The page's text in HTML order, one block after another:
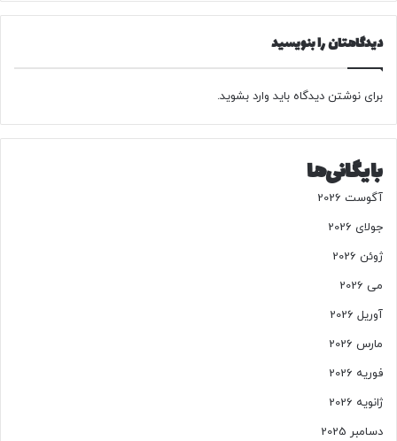
ی‌
ب
ک
ب
آ
ن‌
ه
ا
ا
ل
ه
ی‌
ک
دیدگاهتان را بنویسید
برای نوشتن دیدگاه باید وارد بشوید.
بایگانی‌ها
آگوست 2026
جولای 2026
ژوئن 2026
می 2026
آوریل 2026
مارس 2026
فوریه 2026
ژانویه 2026
دسامبر 2025